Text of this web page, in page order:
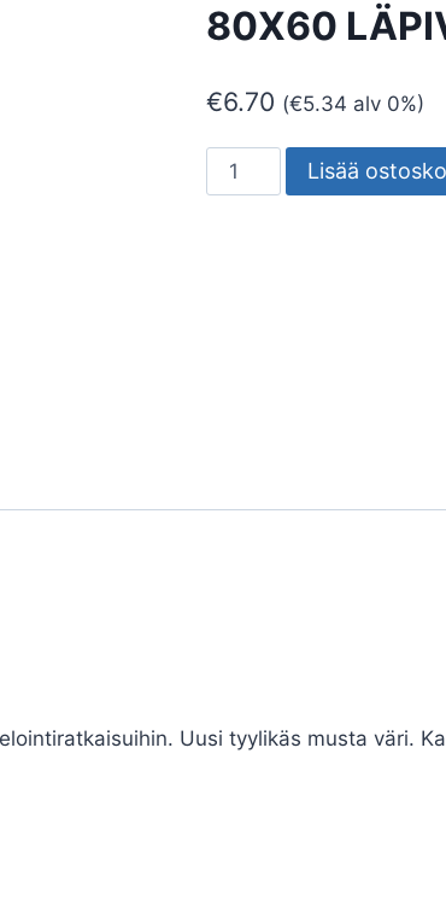
80X60
€6.70 (€5.34 alv 0%)
ASENNUSKANAVA
ARTIPLASTIC
Lisää
Uusi tyylikäs musta väri.